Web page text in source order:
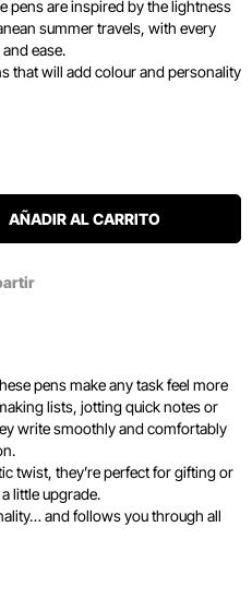
pens are inspired by the lightness
summer travels, with every
ease.
that will add colour and personality
AÑADIR AL CARRITO
pens make any task feel more
lists, jotting quick notes or
write smoothly and comfortably
twist, they’re perfect for gifting or
little upgrade.
and follows you through all